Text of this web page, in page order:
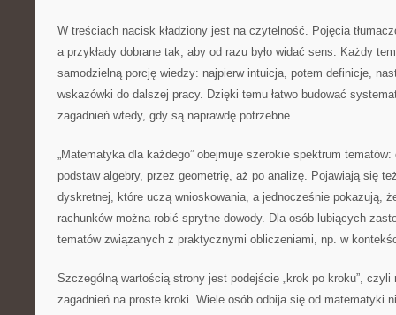
W treściach nacisk kładziony jest na czytelność. Pojęcia
a przykłady dobrane tak, aby od razu było widać sens. Każdy
samodzielną porcję wiedzy: najpierw intuicja, potem definicje,
wskazówki do dalszej pracy. Dzięki temu łatwo budować
zagadnień wtedy, gdy są naprawdę potrzebne.
„Matematyka dla każdego” obejmuje szerokie spektrum
podstaw algebry, przez geometrię, aż po analizę. Pojawiają się
dyskretnej, które uczą wnioskowania, a jednocześnie pokazują,
rachunków można robić sprytne dowody. Dla osób lubiących
tematów związanych z praktycznymi obliczeniami, np. w
Szczególną wartością strony jest podejście „krok po kroku”,
zagadnień na proste kroki. Wiele osób odbija się od matematyki